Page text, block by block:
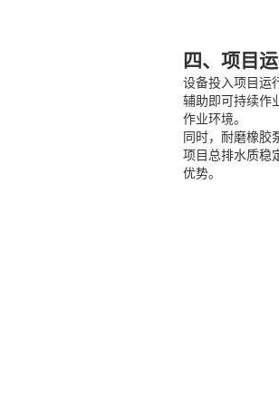
四、项目
设备投入项目运
辅助即可持续作
作业环境。
同时，耐磨橡胶
项目总排水质稳
优势。